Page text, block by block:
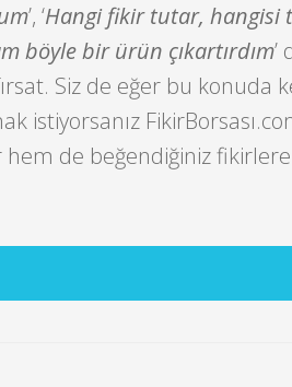
’, ‘Hangi fikir tutar, hangisi
böyle bir ürün çıkartırdım’
Siz de eğer bu konuda
istiyorsanız
de beğendiğiniz fikirlere